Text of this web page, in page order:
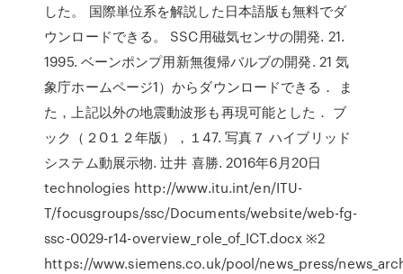
した。 国際単位系を解説した日本語版も無料でダ
ウンロードできる。 SSC用磁気センサの開発. 21.
1995. ベーンポンプ用新無復帰バルブの開発. 21 気
象庁ホームページ1）からダウンロードできる． ま
た，上記以外の地震動波形も再現可能とした． ブ
ック（２0１２年版），１47. 写真７ ハイブリッド
システム動展示物. 辻井 喜勝. 2016年6月20日
technologies http://www.itu.int/en/ITU-
T/focusgroups/ssc/Documents/website/web-fg-
ssc-0029-r14-overview_role_of_ICT.docx ※2
https://www.siemens.co.uk/pool/news_press/